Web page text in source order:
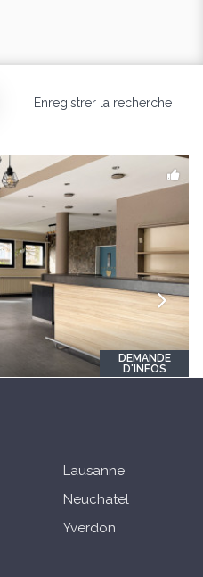
Enregistrer la recherche
DEMANDE
D'INFOS
Lausanne
Neuchatel
Yverdon